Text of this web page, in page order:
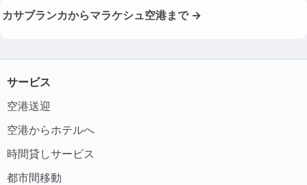
カサブランカからマラケシュ空港まで →
サービス
空港送迎
空港からホテルへ
時間貸しサービス
都市間移動